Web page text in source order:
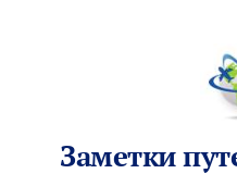
Заметки